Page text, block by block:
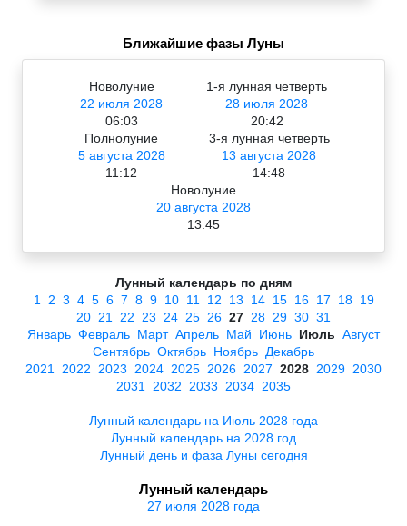
Ближайшие фазы Луны
Новолуние
22 июля 2028
06:03
1-я лунная четверть
28 июля 2028
20:42
Полнолуние
5 августа 2028
11:12
3-я лунная четверть
13 августа 2028
14:48
Новолуние
20 августа 2028
13:45
Лунный календарь по дням
1
2 3 4 5 6 7 8 9 10 11 12 13 14 15 16 17 18 19
20 21 22 23 24 25 26 27 28 29 30 31
Январь Февраль Март Апрель Май Июнь Июль Август
Сентябрь Октябрь Ноябрь Декабрь
2021
2022 2023 2024 2025 2026 2027 2028 2029 2030
2031
2032 2033 2034 2035
Лунный календарь на Июль 2028 года
Лунный календарь на 2028 год
Лунный день и фаза Луны сегодня
Лунный календарь
27 июля 2028 года